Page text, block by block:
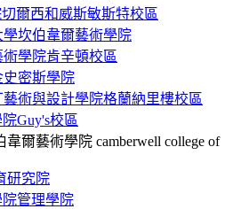
爾西和威斯敏斯特校區
坎伯韋爾藝術學院
學院肯辛頓校區
密斯學院
術與設計學院格蘭納里樓校區
Guy's校區
爾藝術學院 camberwell college of
研究院
管理學院